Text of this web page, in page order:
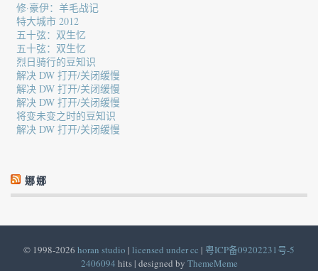
修·豪伊：羊毛战记
特大城市 2012
五十弦：双生忆
五十弦：双生忆
烈日骑行的豆知识
解决 DW 打开/关闭缓慢
解决 DW 打开/关闭缓慢
解决 DW 打开/关闭缓慢
将变未变之时的豆知识
解决 DW 打开/关闭缓慢
娜娜
© 1998-2026 horan studio | licensed under cc | 粤ICP备09202231号-5
2406094 hits | designed by ThemeMeme